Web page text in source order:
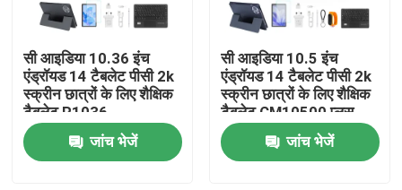
होम
सी आइडिया 10.36 इंच
एंड्रॉयड 14 टैबलेट पीसी 2k
स्क्रीन छात्रों के लिए शैक्षिक
टैबलेट R1036
जांच भेजें
सी आइडिया 10.5 इंच
एंड्रॉयड 14 टैबलेट पीसी 2k
स्क्रीन छात्रों के लिए शैक्षिक
टैबलेट CM10500 प्लस
जांच भेजें